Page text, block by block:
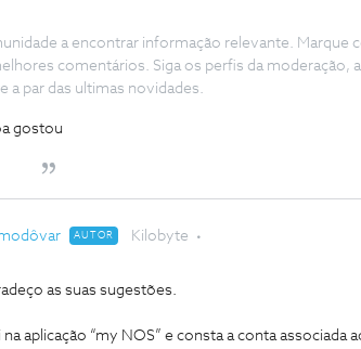
a encontrar informação relevante. Marque
comentários. Siga os perfis da moderação,
a par das ultimas novidades.
gostou
AUTOR Kilobyte
as suas sugestões.
aplicação “my NOS” e consta a conta associada